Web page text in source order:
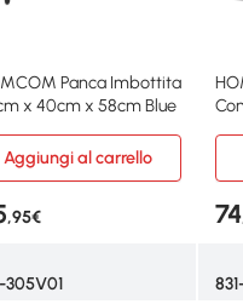
Panca Imbottita
x 40cm x 58cm Blue
Aggiungi al carrello
,95€ 74
305V01